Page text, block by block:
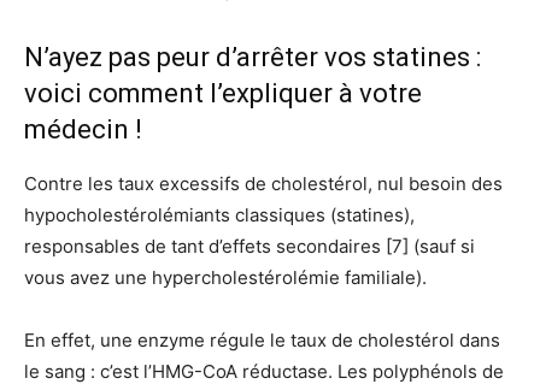
N’ayez pas peur d’arrêter vos statines :
voici comment l’expliquer à votre
médecin !
Contre les taux excessifs de cholestérol, nul besoin des
hypocholestérolémiants classiques (statines),
responsables de tant d’effets secondaires [7] (sauf si
vous avez une hypercholestérolémie familiale).
En effet, une enzyme régule le taux de cholestérol dans
le sang : c’est l’HMG-CoA réductase. Les polyphénols de